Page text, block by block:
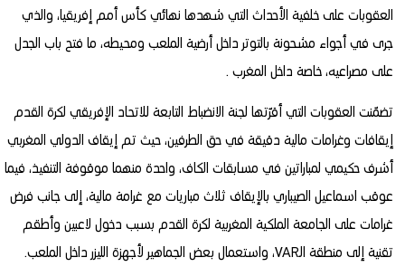
العقوبات على خلفية الأحداث التي شهدها نهائي كأس أمم إفريقيا، والذي
جرى في أجواء مشحونة بالتوتر داخل أرضية الملعب ومحيطه، ما فتح باب الجدل
على مصراعيه، خاصة داخل المغرب .
تضمّنت العقوبات التي أقرّتها لجنة الانضباط التابعة للاتحاد الإفريقي لكرة القدم
إيقافات وغرامات مالية دقيقة في حق الطرفين، حيث تم إيقاف الدولي المغربي
أشرف حكيمي لمباراتين في مسابقات الكاف، واحدة منهما موقوفة التنفيذ، فيما
عوقب اسماعيل الصيباري بالإيقاف ثلاث مباريات مع غرامة مالية، إلى جانب فرض
غرامات على الجامعة الملكية المغربية لكرة القدم بسبب دخول لاعبين وأطقم
تقنية إلى منطقة الـVAR، واستعمال بعض الجماهير لأجهزة الليزر داخل الملعب.